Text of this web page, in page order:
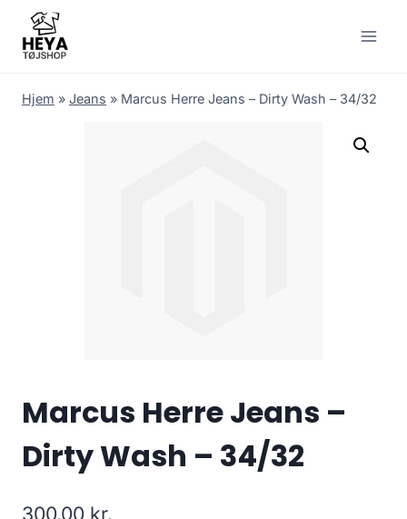
content
Hjem » Jeans » Marcus Herre Jeans – Dirty Wash – 34/32
Marcus Herre Jeans –
Dirty Wash – 34/32
300.00 kr.